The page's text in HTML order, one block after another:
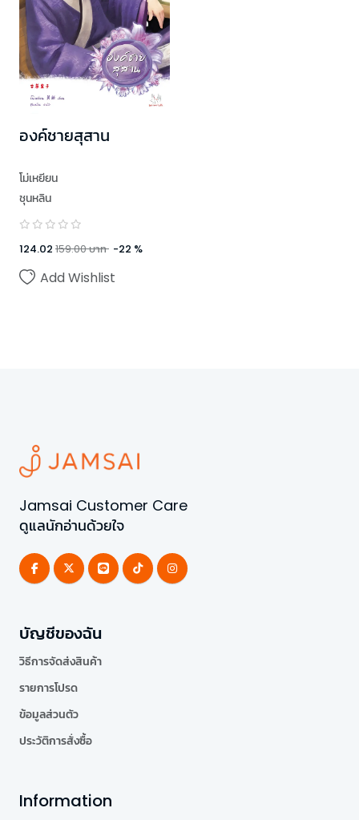
องค์ชายสุสาน
โม่เหยียน
ชุนหลิน
124.02 159.00บาท -22 %
Add Wishlist
Jamsai Customer Care
ดูแลนักอ่านด้วยใจ
บัญชีของฉัน
วิธีการจัดส่งสินค้า
รายการโปรด
ข้อมูลส่วนตัว
ประวัติการสั่งซื้อ
Information